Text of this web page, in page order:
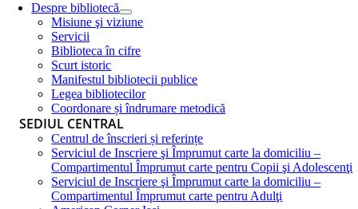
Despre bibliotecă
Misiune şi viziune
Servicii
Biblioteca în cifre
Scurt istoric
Manifestul bibliotecii publice
Legea bibliotecilor
Coordonare și îndrumare metodică
SEDIUL CENTRAL
Centrul de înscrieri și referințe
Serviciul de Inscriere şi Împrumut carte la domiciliu –
Compartimentul Împrumut carte pentru Copii şi Adolescenţi
Serviciul de Inscriere şi Împrumut carte la domiciliu –
Compartimentul Împrumut carte pentru Adulţi